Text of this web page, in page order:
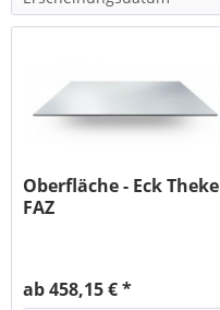
Oberfläche - Eck Theke
FAZ
ab 458,15 € *